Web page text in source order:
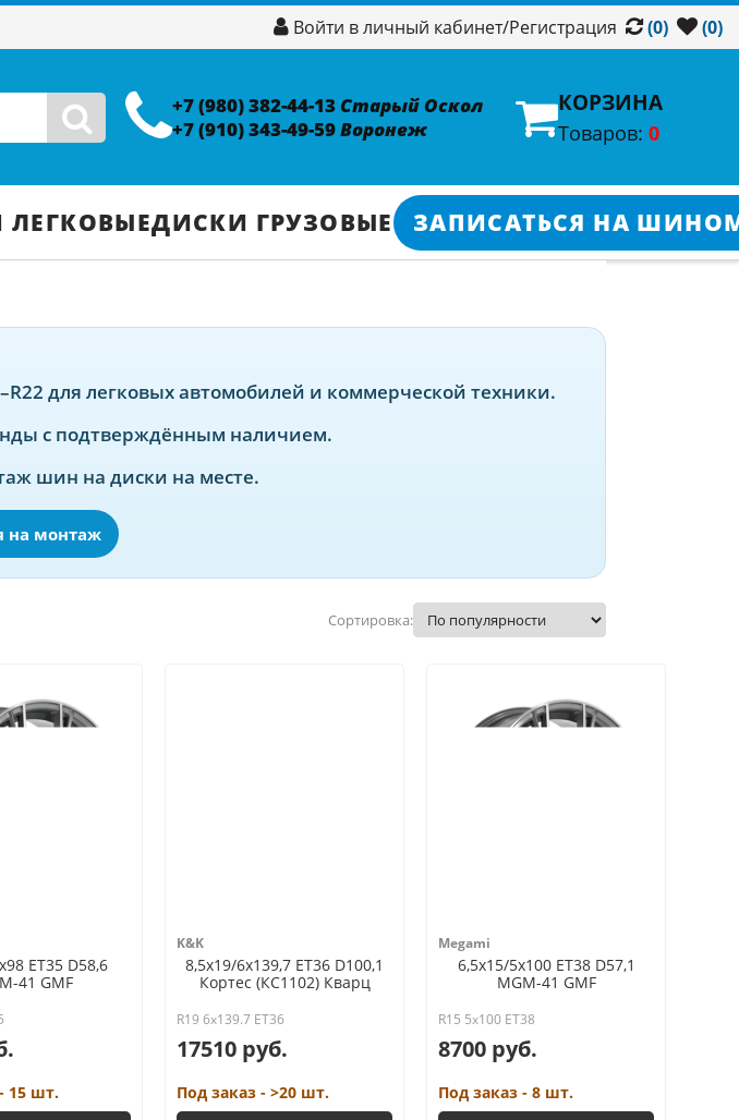
Войти в личный кабинет/Регистрация (0) (0)
+7 (980) 382-44-13 Старый Оскол
+7 (910) 343-49-59Воронеж
КОРЗИНА
Товаров: 0
ЛЕГКОВЫЕДИСКИ ГРУЗОВЫЕ ЗАПИСАТЬСЯ НА
для легковых автомобилей и коммерческой техники.
с подтверждённым наличием.
шин на диски на месте.
на монтаж
Сортировка:
ET35 D58,6
41 GMF
15 шт.
K&K
8,5x19/6x139,7 ET36 D100,1
Кортес (КС1102) Кварц
R19 6x139.7 ET36
17510 руб.
Под заказ - >20 шт.
Megami
6,5x15/5x100 ET38 D57,1
MGM-41 GMF
R15 5x100 ET38
8700 руб.
Под заказ - 8 шт.